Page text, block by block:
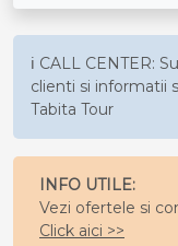
ℹ️ CALL CENTER:
clienti si informatii
Tabita Tour
INFO UTILE:
Vezi ofertele si
Click aici >>